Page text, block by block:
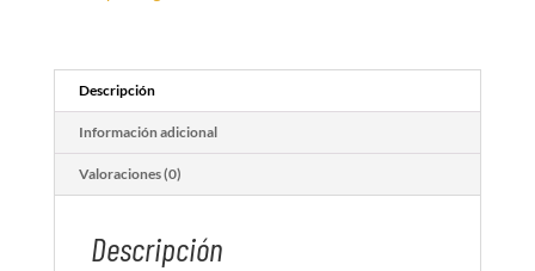
Descripción
Información adicional
Valoraciones (0)
Descripción